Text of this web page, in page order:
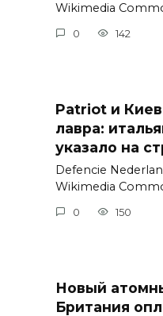
Wikimedia
0 142
Patriot и
лавра:
указало на
Defencie
Wikimedia
0 150
Новый
Британия